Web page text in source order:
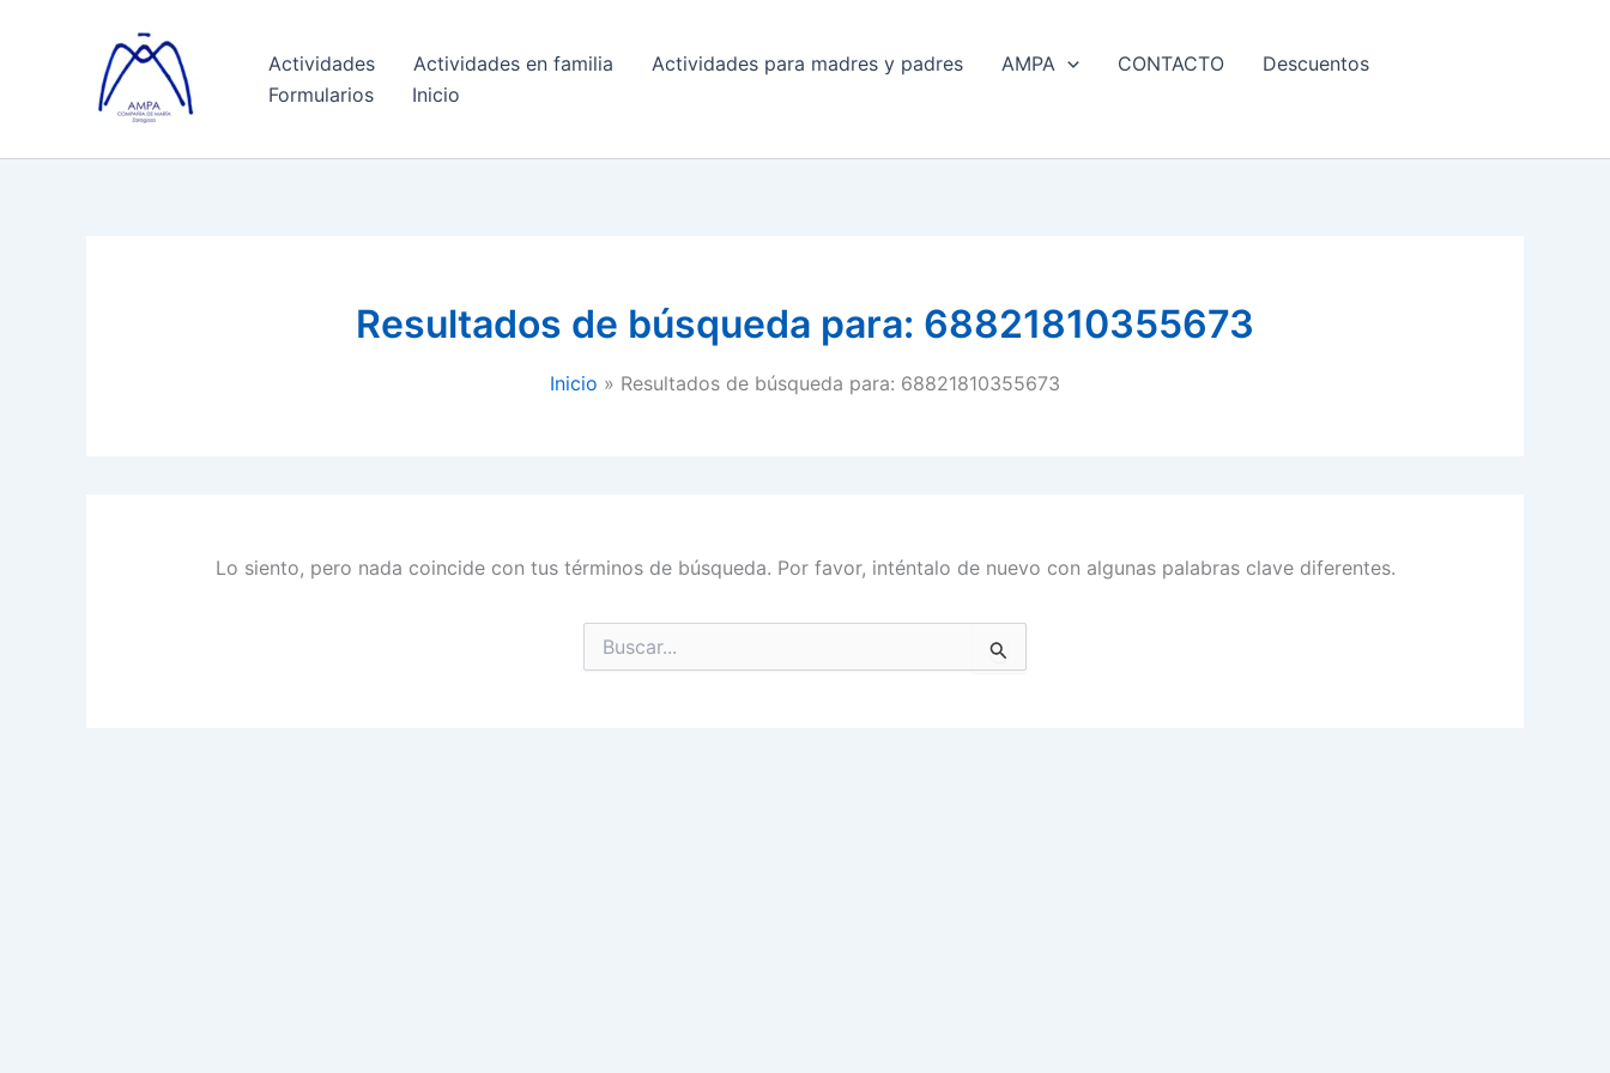
Actividades Actividades en familia Actividades para madres y padres AMPA CONTACTO
Descuentos
Formularios
Inicio
Resultados de búsqueda para: 68821810355673
Inicio Resultados de búsqueda para: 68821810355673
Lo siento, pero nada coincide con tus términos de búsqueda. Por favor, inténtalo de nuevo con algunas palabras clave diferentes.
por: